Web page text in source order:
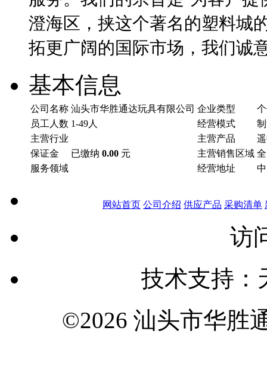
澄海区，挟这个著名的塑料城
拓更广阔的国际市场，我们诚
基本信息
公司名称 汕头市华胜通达玩具有限公司 企业类型
员工人数 1-49人 经营模式
主营行业
主营产品
保证金
已缴纳 0.00 元 主营销售区域
服务领域
经营地址
网站首页 公司介绍 供应产品 采购清单
访
技术支持：
©2026 汕头市华胜